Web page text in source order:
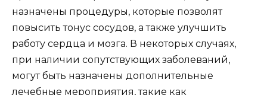
назначены процедуры, которые позволят
повысить тонус сосудов, а также улучшить
работу сердца и мозга. В некоторых случаях,
при наличии сопутствующих заболеваний,
могут быть назначены дополнительные
лечебные мероприятия, такие как